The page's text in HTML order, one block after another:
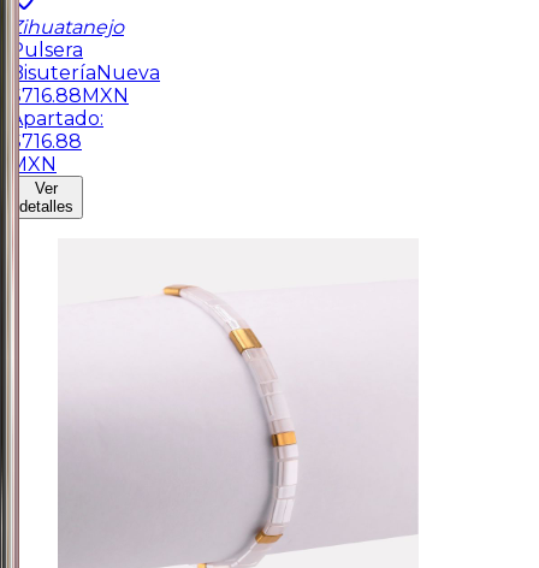
Zihuatanejo
Pulsera
BisuteríaNueva
$716.88MXN
Apartado:
$716.88
MXN
Ver
detalles